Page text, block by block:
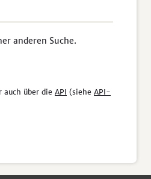
anderen Suche.
auch über die API (siehe API-